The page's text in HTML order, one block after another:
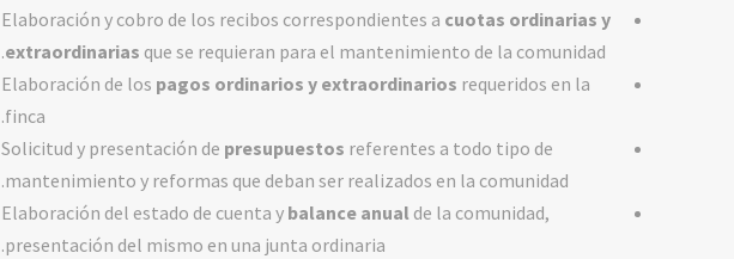
Elaboración y cobro de los recibos correspondientes a cuotas ordinarias y
extraordinarias que se requieran para el mantenimiento de la comunidad.
Elaboración de los pagos ordinarios y extraordinarios requeridos en la
finca.
Solicitud y presentación de presupuestos referentes a todo tipo de
mantenimiento y reformas que deban ser realizados en la comunidad.
Elaboración del estado de cuenta y balance anual de la comunidad,
presentación del mismo en una junta ordinaria.